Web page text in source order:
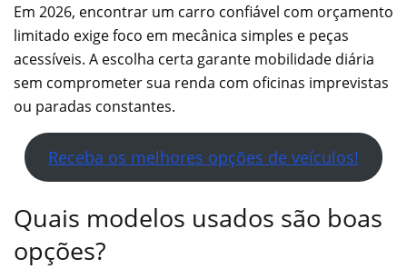
Em 2026, encontrar um carro confiável com orçamento
limitado exige foco em mecânica simples e peças
acessíveis. A escolha certa garante mobilidade diária
sem comprometer sua renda com oficinas imprevistas
ou paradas constantes.
Receba os melhores opções de veículos!
Quais modelos usados são boas
opções?